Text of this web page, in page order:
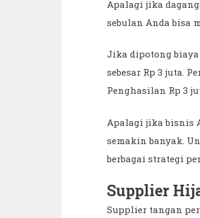
Apalagi jika
sebulan Anda bisa
Jika dipotong biaya
sebesar Rp 3 juta.
Penghasilan Rp 3
Apalagi jika bisnis
semakin banyak.
berbagai strategi
Supplier
Supplier tangan